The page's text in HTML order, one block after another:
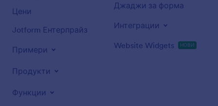
Цени
Jotform Ентерпрайз
Примери
Продукти
Функции
Джаджи за форма
Интеграции
Website Widgets НОВИ